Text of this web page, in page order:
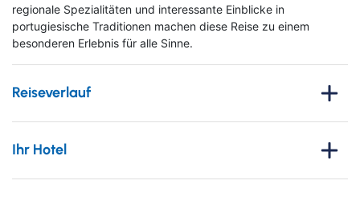
regionale Spezialitäten und interessante Einblicke in
portugiesische Traditionen machen diese Reise zu einem
besonderen Erlebnis für alle Sinne.
Reiseverlauf
Vom gewählten Abflughafen startet Ihre Reise mit dem Flug
Ihr Hotel